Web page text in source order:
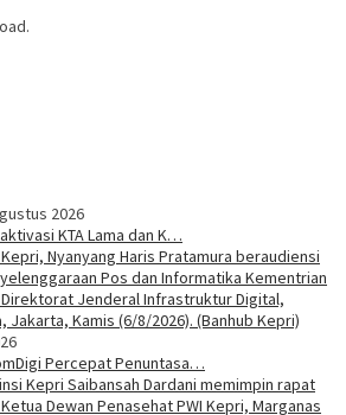
2026
KTA Lama dan K…
Percepat Penuntasa…